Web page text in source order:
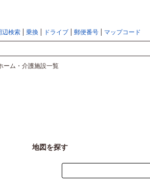
辺検索 乗換 ドライブ 郵便番号 マップコード
ーム・介護施設一覧
地図を探す